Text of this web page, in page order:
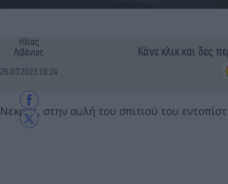
Ηλίας
Λιβάνιος
26.07.2023 18:24
Κάνε κλικ και δες
Νεκρός, στην αυλή του σπιτιού του